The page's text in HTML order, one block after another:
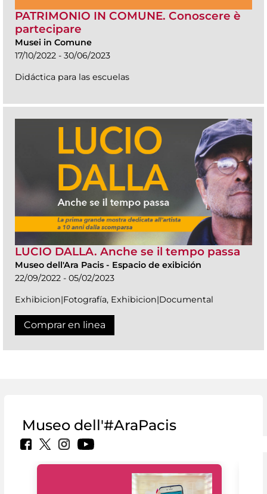
PATRIMONIO IN COMUNE. Conoscere è
partecipare
Musei in Comune
17/10/2022 - 30/06/2023
Didáctica para las escuelas
LUCIO DALLA. Anche se il tempo passa
Museo dell'Ara Pacis - Espacio de exibición
22/09/2022 - 05/02/2023
Exhibicion|Fotografía, Exhibicion|Documental
Comprar en linea
Museo dell'#AraPacis